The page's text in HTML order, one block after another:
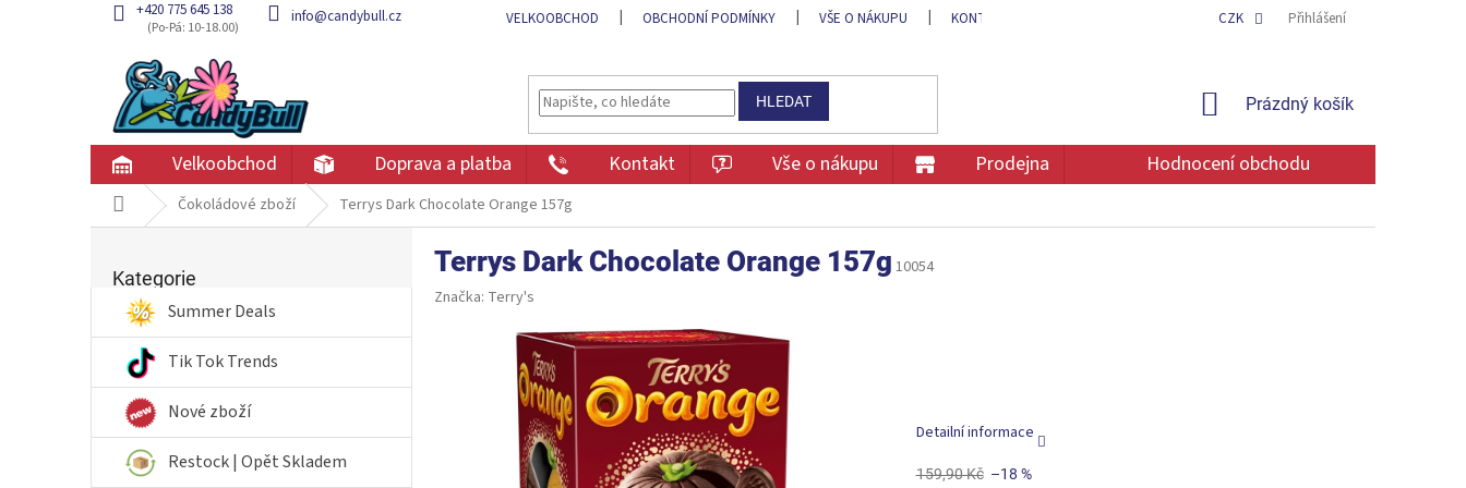
+420 775 645 138 info@candybull.cz VELKOOBCHOD OBCHODNÍ PODMÍNKY VŠE O NÁKUPU KONTAKT OCHRANA OSOBNÍCH ÚDAJŮCZK Přihlášení
HLEDAT
NÁKUPNÍ
Prázdný košík
Velkoobchod Doprava a platba Kontakt Vše o nákupu Prodejna Hodnocení obchodu
Domů Čokoládové zboží Terrys Dark Chocolate Orange 157g
r
n
í
kategorie
Kategorie
Summer Deals
Tik Tok Trends
Nové zboží
Restock | Opět Skladem
Terrys Dark Chocolate Orange 157g 10054
Značka: Terry's
159,90 Kč –18 %
Detailní informace